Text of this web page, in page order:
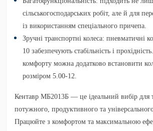
сільськогосподарських робіт, але й для
із використанням спеціального причепа.
Зручні транспортні колеса: пневматичні
10 забезпечують стабільність і
комфорту можна додатково встановити
розміром 5.00-12.
Кентавр МБ2013Б — це ідеальний вибір для
потужного, продуктивного та
Працюйте з комфортом та максимальною